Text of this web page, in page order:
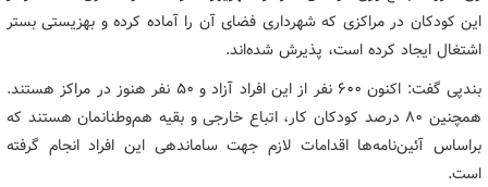
این کودکان در مراکزی که شهرداری فضای آن را آماده کرده و بهزیستی بستر
اشتغال ایجاد کرده است، پذیرش شده‌اند.
بندپی گفت: اکنون 600 نفر از این افراد آزاد و 50 نفر هنوز در مراکز هستند.
همچنین 80 درصد کودکان کار، اتباع خارجی و بقیه هم‌وطنانمان هستند که
براساس آئین‌نامه‌ها اقدامات لازم جهت ساماندهی این افراد انجام گرفته
است.